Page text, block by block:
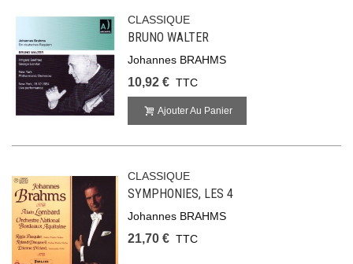
CLASSIQUE
BRUNO WALTER
Johannes BRAHMS
10,92 € TTC
Ajouter Au Panier
CLASSIQUE
SYMPHONIES, LES 4
Johannes BRAHMS
21,70 € TTC